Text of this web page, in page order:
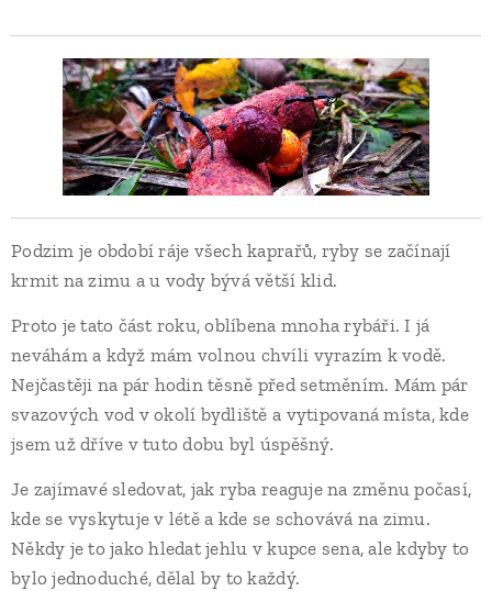
Podzim je období ráje všech kaprařů, ryby se začínají
krmit na zimu a u vody bývá větší klid.
Proto je tato část roku, oblíbena mnoha rybáři. I já
neváhám a když mám volnou chvíli vyrazím k vodě.
Nejčastěji na pár hodin těsně před setměním. Mám pár
svazových vod v okolí bydliště a vytipovaná místa, kde
jsem už dříve v tuto dobu byl úspěšný.
Je zajímavé sledovat, jak ryba reaguje na změnu počasí,
kde se vyskytuje v létě a kde se schovává na zimu.
Někdy je to jako hledat jehlu v kupce sena, ale kdyby to
bylo jednoduché, dělal by to každý.